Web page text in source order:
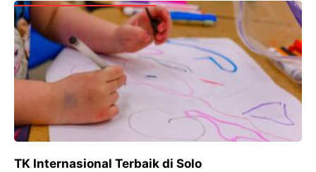
TK Internasional Terbaik di Solo